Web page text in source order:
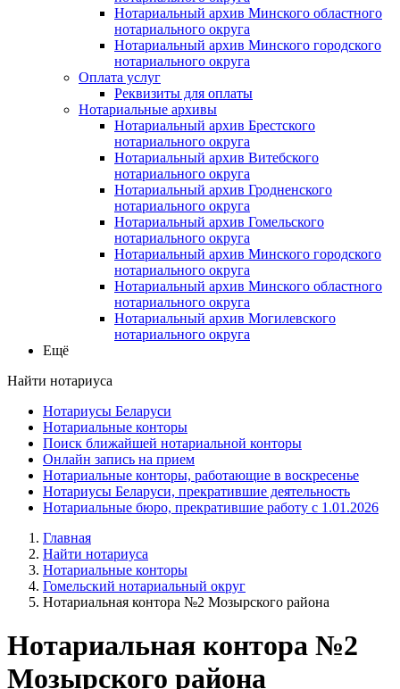
Нотариальный архив Минского областного
нотариального округа
Нотариальный архив Минского городского
нотариального округа
Оплата услуг
Реквизиты для оплаты
Нотариальные архивы
Нотариальный архив Брестского
нотариального округа
Нотариальный архив Витебского
нотариального округа
Нотариальный архив Гродненского
нотариального округа
Нотариальный архив Гомельского
нотариального округа
Нотариальный архив Минского городского
нотариального округа
Нотариальный архив Минского областного
нотариального округа
Нотариальный архив Могилевского
нотариального округа
Ещё
Найти нотариуса
Нотариусы Беларуси
Нотариальные конторы
Поиск ближайшей нотариальной конторы
Онлайн запись на прием
Нотариальные конторы, работающие в воскресенье
Нотариусы Беларуси, прекратившие деятельность
Нотариальные бюро, прекратившие работу с 1.01.2026
Главная
Найти нотариуса
Нотариальные конторы
Гомельский нотариальный округ
Нотариальная контора №2 Мозырского района
Нотариальная контора №2
Мозырского района